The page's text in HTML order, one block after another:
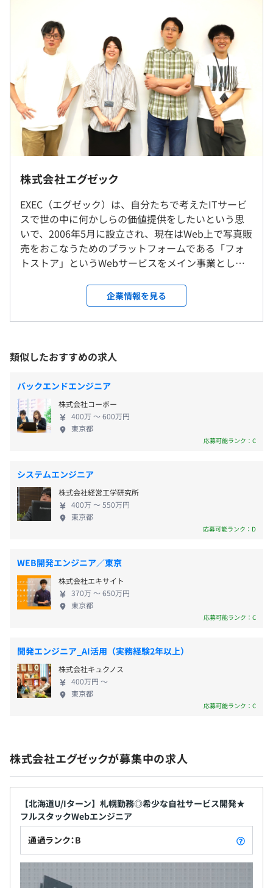
議論したり、ビジネスという切り口からエンジニアとして
どうサービスを作りあげていくかという議論ができる点な
どなど、これも当社の特徴の１つかも知れません。
・これからの開発メンバー増強にともない、チームで開発
する体制を整備して、スピーディに短周期で機能改善を回
していくことと考えています。なので、これから当社のエ
ンジニアチームのカタチを作っていくというフェーズなの
で、それを楽しめる方には最適です。
◆『フォトストア』（ http://info.phst.jp/ ）
写真館・出張写真業者・イベント撮影業者さま向けインタ
ーネット写真販売システム。
フォトストアは、2007年にリリースをしてから、継続し
てバージョンアップをおこなっており、現在も年に5回〜6
回程度はバージョンアップを繰り返しています。
・写真販売の基本機能：検索、グループ管理、EC機能な
ード、すぐに販売をスタート
プリント
・セキュリティ対策：ID・パスワード設定機能、不正ダウ
ンロード防止機能
・写真販売サイトのオリジナルデザインカスタマイズも自
◆『フォトハンズ』（http://hands-info.phst.jp/
スタジオ様向けクラウド納品システム。フォトハンズは、
自社ブランドでページを作成でき
納品準備3分、2タップでユーザー様がダウンロードでき
◆『アルバムスクラム』（
写真館さま、アルバム会社さま、学校さまなど、卒業アル
バム制作に関わる方々に向けて開発されたサービスで、IT
技術とAI技術を活用して業務を効率化することを目的とし
業界唯一無二のサービスとして順調に導入が進んでおり、
学校の先生の残業削減・学校校務のDX化を支えるサービ
スとして全国主要メディアにもよく取り上げられていま
す。
・コードレビューの実施
・開発部内勉強会の実施
・全社参加の仕様検討会、リリース機能共有会の開催
・言語の経験が不足している方にはオンライン学習ツール
による研修実施
・その他、課題毎の開発研究プロジェクトの参加
＜雇入時＞
札幌BASE
＜変更範囲＞
会社の定める場所
受動喫煙防止措置に関する事項
従業員に対する受動喫煙対策：あり
■基本給：約28.8万～41.7万
■固定残業代：40時間分、約8.6万～12.4万（超過分は別
途支給）
（※想定年収 は年収提示額を保証するものではありません）
選択制 （休憩60分）
休憩時間：休憩60分 ※昼食時間は業務の都合により各々
の自主性に任せています
平均残業時間：平均10-20時間／月
・年次有給休暇（入社半年経過後10日～）
・交通費支給（25,000円/月まで）
・親睦会費補助制度
・技術資格取得奨励金制度
昇給：年2回（7月・1月）
健康保険（関東ITソフトウェア健保） 雇用保険 厚生年金
保険 労災保険
試用期間6カ月
株式会社エグゼック
EXEC（エグゼック）は、自分たちで考えたITサービ
スで世の中に何かしらの価値提供をしたいという思
いで、2006年5月に設立され、現在はWeb上で写真販
売をおこなうためのプラットフォームである「フォ
トストア」というWebサービスをメイン事業として
納品システム「フォトハンズ」を、2020年には卒業
アルバム働き方改革システム「アルバムスクラム」
をそれぞれリリースし、着実に事業を拡大していま
りますが、社員一丸となって将来はグローバルにサ
ービスが提供できるように、そんな会社を目指して
日々仕事に打ち込んでいます。 初めて当社を知って
いただく方に、当社を一言で表すとすれば「コツコ
ツ」かと思います。一般的にIT系の会社というと派手
な印象を持たれる方も多いと思いますが、当社はコ
ツコツと堅実に、派手さはありませんが、とにかく
ってきました。 これからは、世界中に自分たちのサ
ービスを提供するという目標に向け、まずはその足
場をしっかり固めるために、フォトストアサービス
をよりよいサービスへと成長させ、その先の目標に
向けて、今後も社員一丸となって努めてまいりたい
企業情報を見る
類似したおすすめの求人
バックエンドエンジニア
株式会社コーボー
400万 〜 600万円
東京都
応募可能ランク：C
システムエンジニア
株式会社経営工学研究所
400万 〜 550万円
東京都
応募可能ランク：D
WEB開発エンジニア／東京
株式会社エキサイト
370万 〜 650万円
東京都
応募可能ランク：C
開発エンジニア_AI活用（実務経験2年以上）
株式会社キュクノス
400万円 〜
東京都
応募可能ランク：C
株式会社エグゼックが募集中の求人
【北海道U/Iターン】札幌勤務◎希少な自社サービス開発★
フルスタックWebエンジニア
通過ランク：B